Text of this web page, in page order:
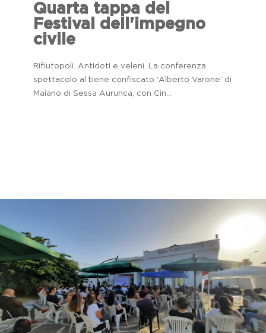
Quarta tappa del
Festival dell'impegno
civile
Rifiutopoli. Antidoti e veleni. La conferenza
spettacolo al bene confiscato 'Alberto Varone' di
Maiano di Sessa Aurunca, con Cin...